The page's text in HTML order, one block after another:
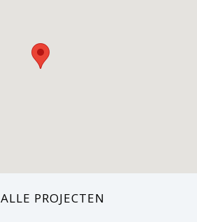
ALLE PROJECTEN